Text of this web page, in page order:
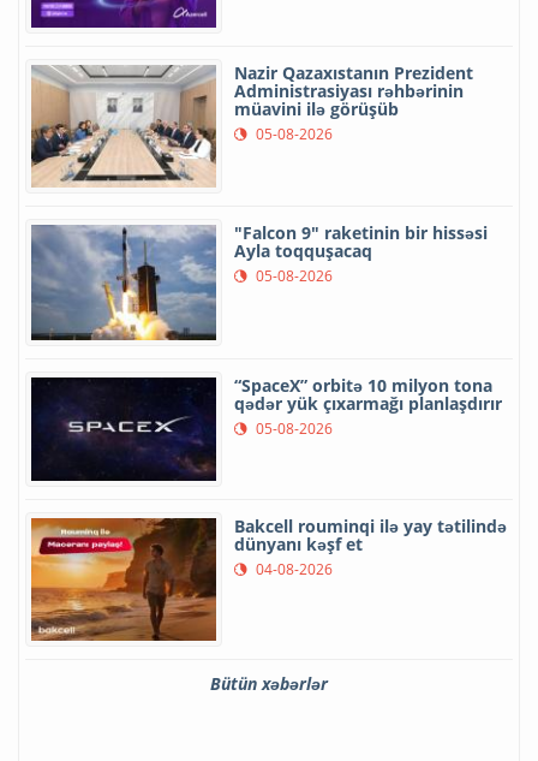
Nazir Qazaxıstanın Prezident
Administrasiyası rəhbərinin
müavini ilə görüşüb
05-08-2026
"Falcon 9" raketinin bir hissəsi
Ayla toqquşacaq
05-08-2026
“SpaceX” orbitə 10 milyon tona
qədər yük çıxarmağı planlaşdırır
05-08-2026
Bakcell rouminqi ilə yay tətilində
dünyanı kəşf et
04-08-2026
Bütün xəbərlər